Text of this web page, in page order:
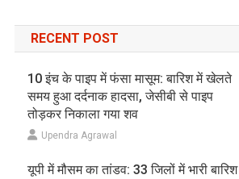
RECENT POST
10 इंच के पाइप में फंसा मासूम: बारिश में खेलते
समय हुआ दर्दनाक हादसा, जेसीबी से पाइप
तोड़कर निकाला गया शव
Upendra Agrawal
यूपी में मौसम का तांडव: 33 जिलों में भारी बारिश